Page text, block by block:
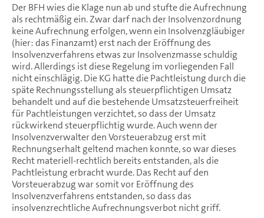
Der BFH wies die Klage nun ab und stufte die Aufrechnung
als rechtmäßig ein. Zwar darf nach der Insolvenzordnung
keine Aufrechnung erfolgen, wenn ein Insolvenzgläubiger
(hier: das Finanzamt) erst nach der Eröffnung des
Insolvenzverfahrens etwas zur Insolvenzmasse schuldig
wird. Allerdings ist diese Regelung im vorliegenden Fall
nicht einschlägig. Die KG hatte die Pachtleistung durch die
späte Rechnungsstellung als steuerpflichtigen Umsatz
behandelt und auf die bestehende Umsatzsteuerfreiheit
für Pachtleistungen verzichtet, so dass der Umsatz
rückwirkend steuerpflichtig wurde. Auch wenn der
Insolvenzverwalter den Vorsteuerabzug erst mit
Rechnungserhalt geltend machen konnte, so war dieses
Recht materiell-rechtlich bereits entstanden, als die
Pachtleistung erbracht wurde. Das Recht auf den
Vorsteuerabzug war somit vor Eröffnung des
Insolvenzverfahrens entstanden, so dass das
insolvenzrechtliche Aufrechnungsverbot nicht griff.